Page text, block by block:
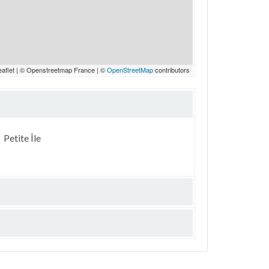
| © Openstreetmap France | ©OpenStreetMapcontributors
Petite Île